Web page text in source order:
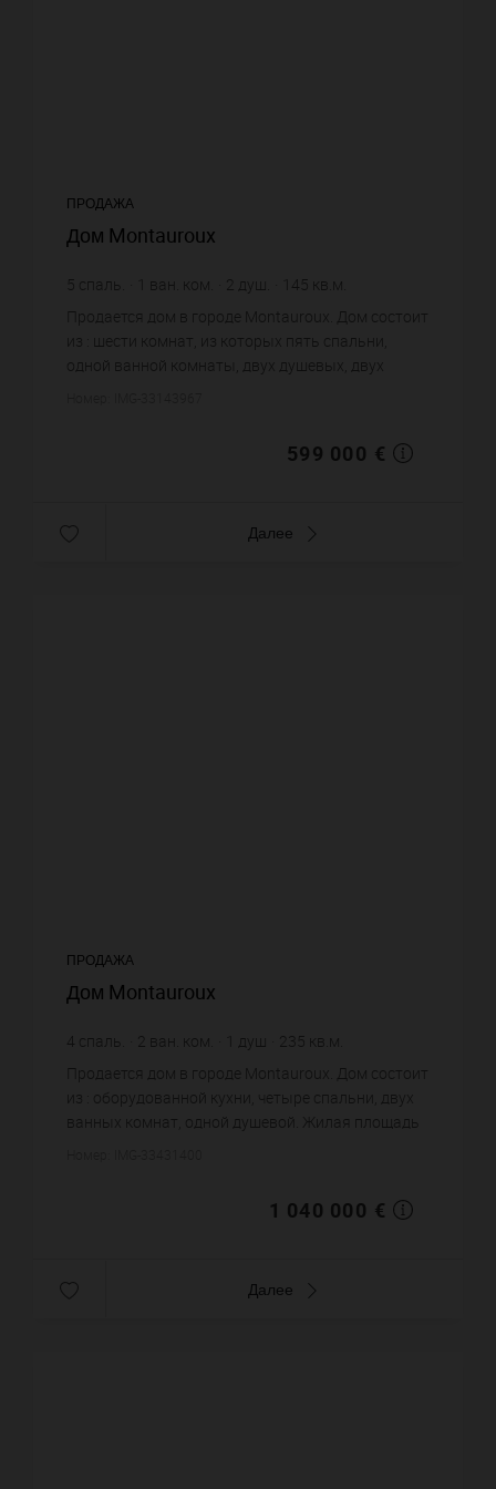
ПРОДАЖА
Дом Montauroux
5 спаль. ван. ком. 2 душ. 145 кв.м.
цена за кв.м.
Продается дом в городе Montauroux. Дом состоит
из : шести комнат, из которых пять спальни,
одной ванной комнаты, двух душевых, двух
599 000 €
Далее
ПРОДАЖА
Дом Montauroux
4 спаль. 2 ван. ком. душ 235 кв.м.
цена за кв.м.
Продается дом в городе Montauroux. Дом состоит
из : оборудованной кухни, четыре спальни, двух
ванных комнат, одной душевой. Жилая площадь
1 040 000 €
Далее